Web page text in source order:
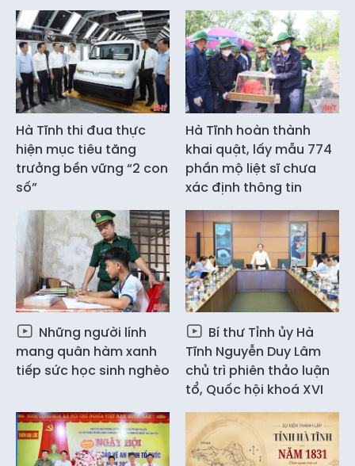
Hà Tĩnh thi đua thực
hiện mục tiêu tăng
trưởng bền vững “2 con
số”
Hà Tĩnh hoàn thành
khai quật, lấy mẫu 774
phần mộ liệt sĩ chưa
xác định thông tin
Những người lính
mang quân hàm xanh
tiếp sức học sinh nghèo
Bí thư Tỉnh ủy Hà
Tĩnh Nguyễn Duy Lâm
chủ trì phiên thảo luận
tổ, Quốc hội khoá XVI